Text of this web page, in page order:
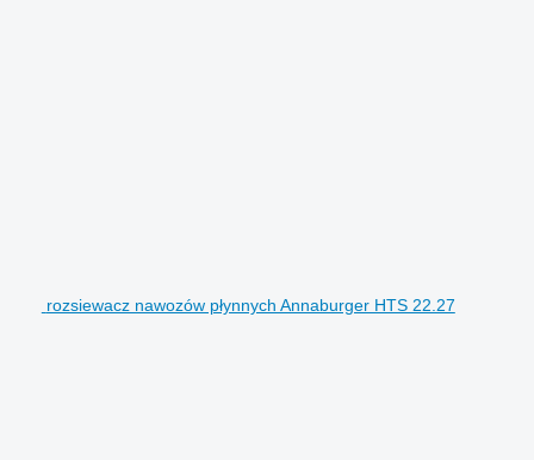
rozsiewacz nawozów płynnych Annaburger HTS 22.27